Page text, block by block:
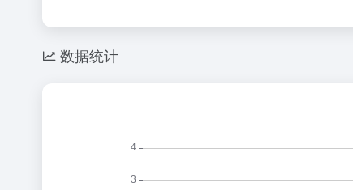
数据统计